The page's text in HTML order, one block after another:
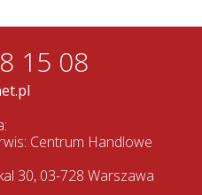
15 08
Centrum Handlowe
30, 03-728 Warszawa